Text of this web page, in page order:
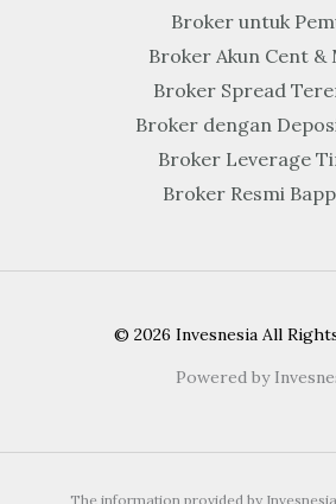
Broker untuk
Broker Akun Cent &
Broker Spread
Broker dengan
Broker Leverage
Broker Resmi
© 2026 Invesnesia All
Powered by
The information provided by